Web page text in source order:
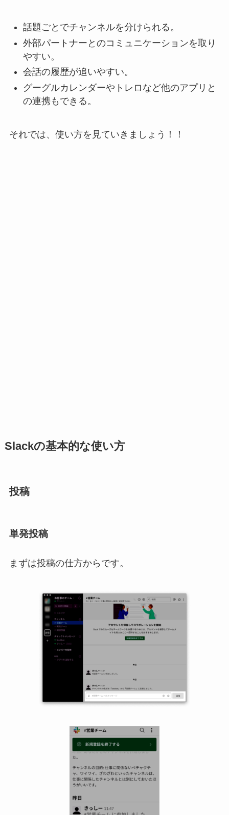
話題ごとでチャンネルを分けられる。
外部パートナーとのコミュニケーションを取り
やすい。
会話の履歴が追いやすい。
グーグルカレンダーやトレロなど他のアプリと
の連携もできる。
それでは、使い方を見ていきましょう！！
Slackの基本的な使い方
投稿
単発投稿
まずは投稿の仕方からです。